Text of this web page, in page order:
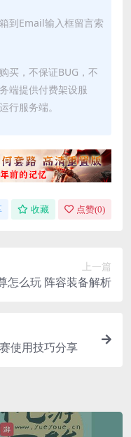
到Email输入框留言索
买，不保证BUG，不
端提供付费架设服
行服务端。
收藏 点赞(0)
上一篇
怎么玩 阵容装备解析
使用技巧分享